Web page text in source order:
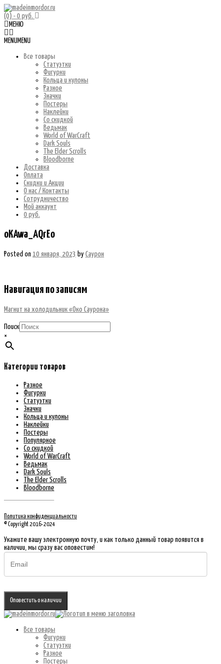
(0) - 0 руб.
МЕНЮ
MENU MENU
Все товары
Статуэтки
Фигурки
Кольца и кулоны
Разное
Значки
Постеры
Наклейки
Со скидкой
Ведьмак
World of WarCraft
Dark Souls
The Elder Scrolls
Bloodborne
Доставка
Оплата
Скидки и Акции
О нас / Контакты
Сотрудничество
Мой аккаунт
0 руб.
oKAwa_AQrEo
Posted on 10 января, 2023 by Саурон
Навигация по записям
Магнит на холодильник «Око Саурона»
Поиск
×
Категории товаров
Разное
Фигурки
Статуэтки
Значки
Кольца и кулоны
Наклейки
Постеры
Популярное
Со скидкой
World of WarCraft
Ведьмак
Dark Souls
The Elder Scrolls
Bloodborne
Политика конфиденциальности
© Copyright 2016-2024
Укажите вашу электронную почту, и как только данный товар появится в
наличии, мы сразу вас оповестим!
Оповестить о наличии
Все товары
Фигурки
Статуэтки
Разное
Постеры